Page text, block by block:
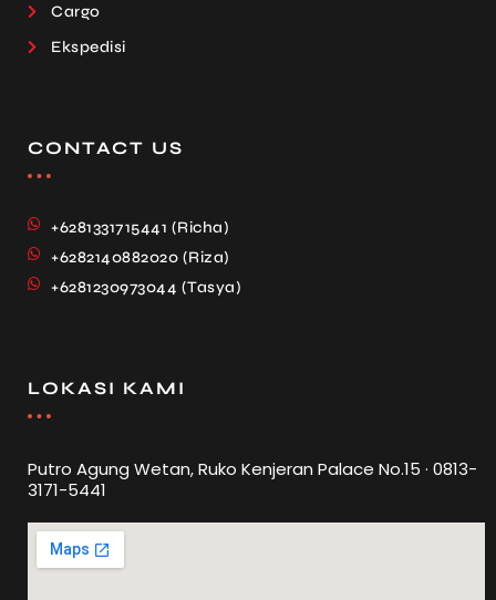
Cargo
Ekspedisi
CONTACT US
+6281331715441 (Richa)
+6282140882020 (Riza)
+6281230973044 (Tasya)
LOKASI KAMI
Putro Agung Wetan, Ruko Kenjeran Palace No.15 · 0813-
3171-5441